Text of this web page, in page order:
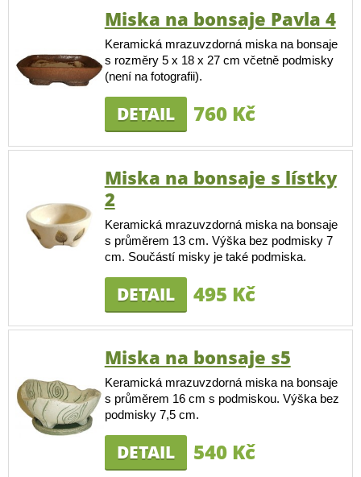
Miska na bonsaje Pavla 4
Keramická mrazuvzdorná miska na bonsaje
s rozměry 5 x 18 x 27 cm včetně podmisky
(není na fotografii).
DETAIL 760 Kč
Miska na bonsaje s lístky
2
Keramická mrazuvzdorná miska na bonsaje
s průměrem 13 cm. Výška bez podmisky 7
cm. Součástí misky je také podmiska.
DETAIL 495 Kč
Miska na bonsaje s5
Keramická mrazuvzdorná miska na bonsaje
s průměrem 16 cm s podmiskou. Výška bez
podmisky 7,5 cm.
DETAIL 540 Kč